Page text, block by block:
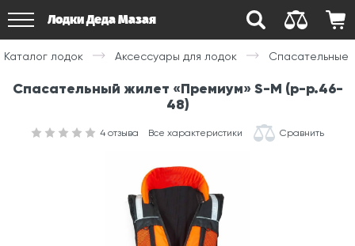
Лодки Деда Мазая
Каталог лодок Аксессуары для лодок Спасательные
Спасательный жилет «Премиум» S-M (р-р.46-
48)
4 отзыва Все характеристики Сравнить